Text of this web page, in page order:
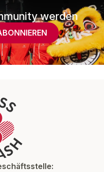
werden